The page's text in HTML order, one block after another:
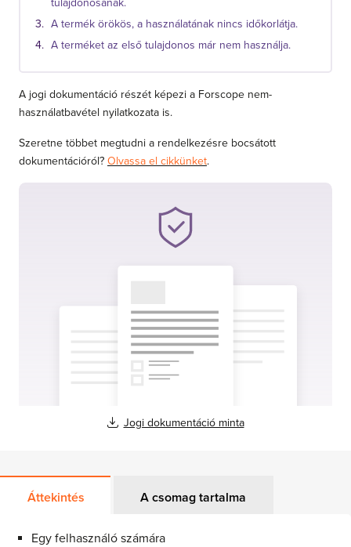
tulajdonosának.
A termék örökös, a használatának nincs időkorlátja.
A terméket az első tulajdonos már nem használja.
A jogi dokumentáció részét képezi a Forscope nem-
használatbavétel nyilatkozata is.
Szeretne többet megtudni a rendelkezésre bocsátott
dokumentációról? Olvassa el cikkünket.
Jogi dokumentáció minta
Áttekintés A csomag tartalma
Egy felhasználó számára